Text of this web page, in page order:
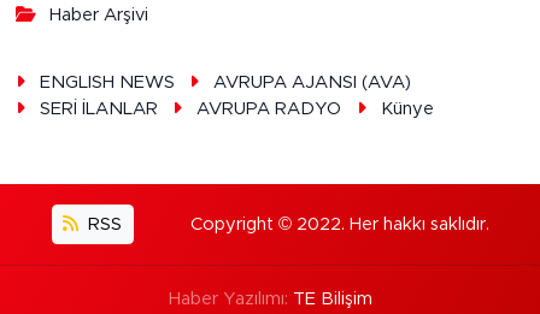
Haber Arşivi
ENGLISH NEWS
AVRUPA AJANSI (AVA)
SERİ İLANLAR
AVRUPA RADYO Künye
RSS Copyright © 2022. Her hakkı saklıdır.
Haber Yazılımı: TE Bilişim